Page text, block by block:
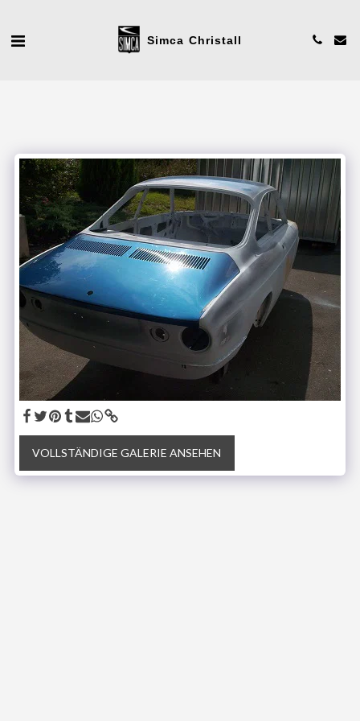
Simca Christall
VOLLSTÄNDIGE GALERIE ANSEHEN